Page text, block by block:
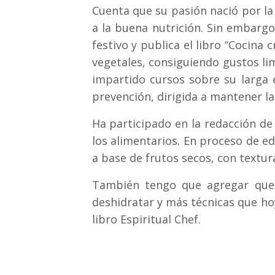
Cuenta que su pasión nació por
a la buena nutrición. Sin
festivo y publica el libro “Cocina
vegetales, consiguiendo gustos
impartido cursos sobre su larga
prevención, dirigida a mantener
Ha participado en la redacción
los alimentarios. En proceso de
a base de frutos secos, con
También tengo que agregar
deshidratar y más técnicas que
libro Espiritual Chef.